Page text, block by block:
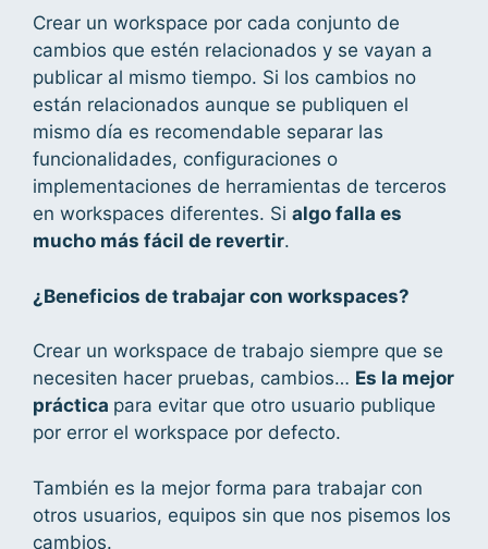
Crear un workspace por cada conjunto de
cambios que estén relacionados y se vayan a
publicar al mismo tiempo. Si los cambios no
están relacionados aunque se publiquen el
mismo día es recomendable separar las
funcionalidades, configuraciones o
implementaciones de herramientas de terceros
en workspaces diferentes. Si algo falla es
mucho más fácil de revertir.
¿Beneficios de trabajar con workspaces?
Crear un workspace de trabajo siempre que se
necesiten hacer pruebas, cambios… Es la mejor
práctica para evitar que otro usuario publique
por error el workspace por defecto.
También es la mejor forma para trabajar con
otros usuarios, equipos sin que nos pisemos los
cambios.